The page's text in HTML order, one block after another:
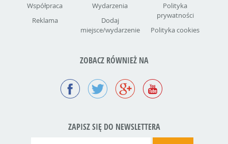
Współpraca
Reklama
Wydarzenia
Dodaj
miejsce/wydarzenie
Polityka
prywatności
Polityka cookies
ZOBACZ RÓWNIEŻ NA
ZAPISZ SIĘ DO NEWSLETTERA